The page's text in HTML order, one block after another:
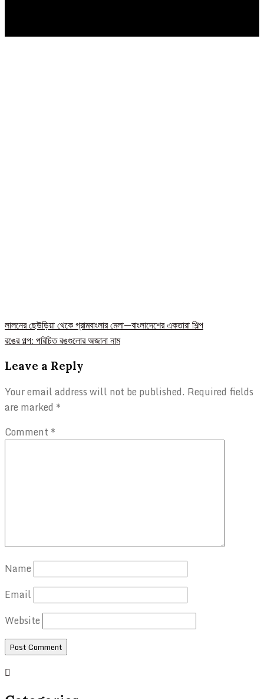
Post
navigation
লালনের ছেউড়িয়া থেকে গ্রামবাংলার মেলা—বাংলাদেশের একতারা শিল্প
রঙের গল্প: পরিচিত রঙগুলোর অজানা নাম
Leave a Reply
Your email address will not be published. Required fields
are marked *
Comment *
Name
Email
Website